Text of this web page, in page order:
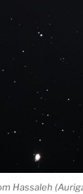
Hassaleh